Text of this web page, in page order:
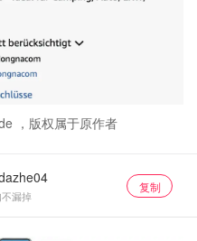
，版权属于原作者
漏掉
复制